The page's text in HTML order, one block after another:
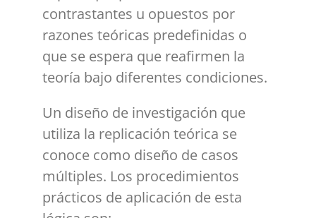
contrastantes u opuestos por
razones teóricas predefinidas o
que se espera que reafirmen la
teoría bajo diferentes condiciones.
Un diseño de investigación que
utiliza la replicación teórica se
conoce como diseño de casos
múltiples. Los procedimientos
prácticos de aplicación de esta